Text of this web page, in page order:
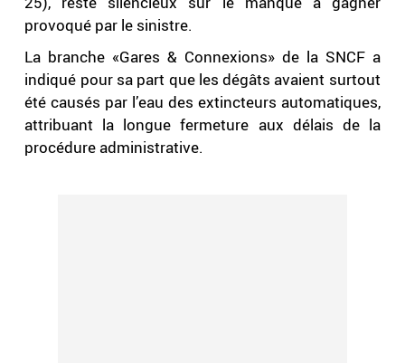
provoqué par le sinistre.
La branche «Gares & Connexions» de la SNCF a
indiqué pour sa part que les dégâts avaient surtout
été causés par l’eau des extincteurs automatiques,
attribuant la longue fermeture aux délais de la
procédure administrative.